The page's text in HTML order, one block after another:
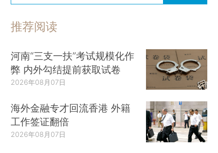
推荐阅读
河南“三支一扶”考试规模化作
弊 内外勾结提前获取试卷
2026年08月07日
海外金融专才回流香港 外籍
工作签证翻倍
2026年08月07日